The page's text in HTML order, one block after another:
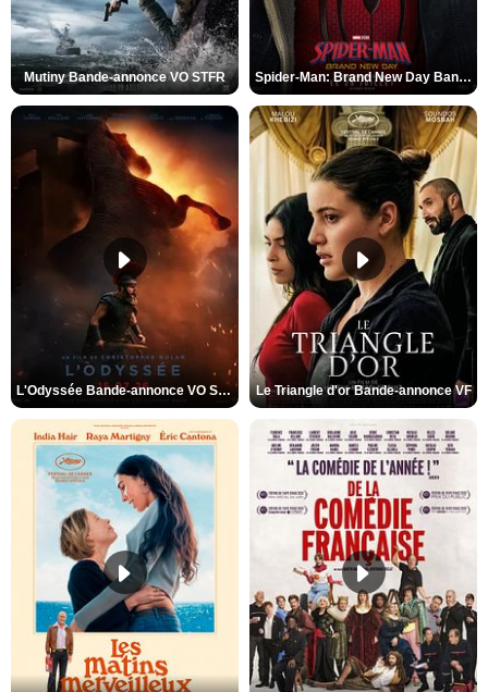
Mutiny Bande-annonce VO STFR Spider-Man: Brand New Day Bande-annonce VO STFR
L'Odyssée Bande-annonce VO STFR Le Triangle d'or Bande-annonce VF